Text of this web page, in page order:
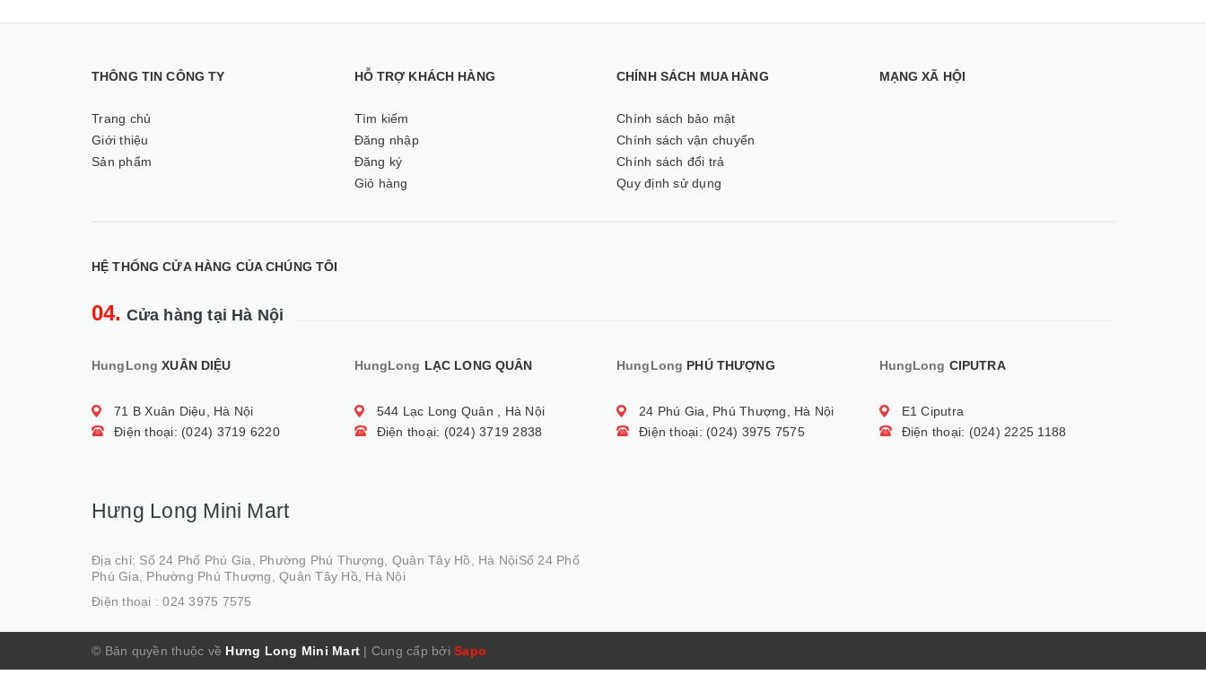
THÔNG TIN CÔNG TY
Trang chủ
Giới thiệu
Sản phẩm
HỖ TRỢ KHÁCH HÀNG
Tìm kiếm
Đăng nhập
Đăng ký
Giỏ hàng
CHÍNH SÁCH MUA HÀNG
Chính sách bảo mật
Chính sách vận chuyển
Chính sách đổi trả
Quy định sử dụng
MẠNG XÃ HỘI
HỆ THỐNG CỬA HÀNG CỦA CHÚNG TÔI
04. Cửa hàng tại Hà Nội
HungLong XUÂN DIỆU
71 B Xuân Diệu, Hà Nội
Điện thoại: (024) 3719 6220
HungLong LẠC LONG QUÂN
544 Lạc Long Quân , Hà Nội
Điện thoại: (024) 3719 2838
HungLong PHÚ THƯỢNG
24 Phú Gia, Phú Thượng, Hà Nội
Điện thoại: (024) 3975 7575
HungLong CIPUTRA
E1 Ciputra
Điện thoại: (024) 2225 1188
Hưng Long Mini Mart
Địa chỉ: Số 24 Phố Phú Gia, Phường Phú Thượng, Quân Tây Hồ, Hà NộiSố 24 Phố
Phú Gia, Phường Phú Thượng, Quân Tây Hồ, Hà Nội
Điện thoại :024 3975 7575
© Bản quyền thuộc về Hưng Long Mini Mart | Cung cấp bởi Sapo